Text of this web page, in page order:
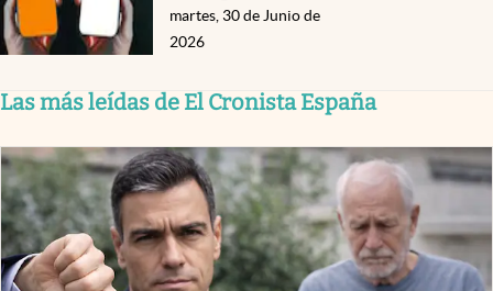
martes, 30 de Junio de
2026
Las más leídas de El Cronista España